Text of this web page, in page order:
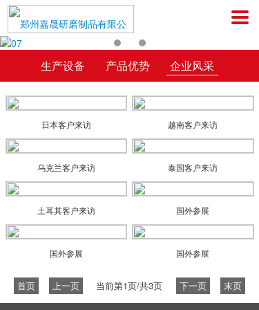
生产设备 产品优势 企业风采
日本客户来访 越南客户来访
乌克兰客户来访 泰国客户来访
土耳其客户来访 国外参展
国外参展 国外参展
首页 上一页 当前第1页/共3页 下一页 末页